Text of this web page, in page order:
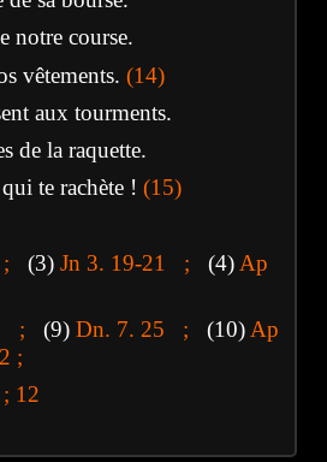
notre course.
vêtements. (14)
aux tourments.
de la raquette.
te rachète ! (15)
; (3) Jn 3. 19-21 ; (4) Ap
; (9) Dn. 7. 25 ; (10) Ap
;
12